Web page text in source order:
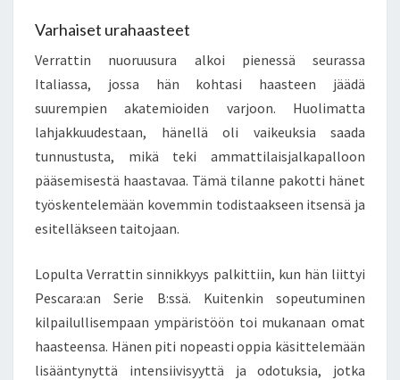
Varhaiset urahaasteet
Verrattin nuoruusura alkoi pienessä seurassa
Italiassa, jossa hän kohtasi haasteen jäädä
suurempien akatemioiden varjoon. Huolimatta
lahjakkuudestaan, hänellä oli vaikeuksia saada
tunnustusta, mikä teki ammattilaisjalkapalloon
pääsemisestä haastavaa. Tämä tilanne pakotti hänet
työskentelemään kovemmin todistaakseen itsensä ja
esitelläkseen taitojaan.
Lopulta Verrattin sinnikkyys palkittiin, kun hän liittyi
Pescara:an Serie B:ssä. Kuitenkin sopeutuminen
kilpailullisempaan ympäristöön toi mukanaan omat
haasteensa. Hänen piti nopeasti oppia käsittelemään
lisääntynyttä intensiivisyyttä ja odotuksia, jotka